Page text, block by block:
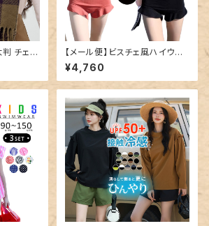
判 チェッ
／stole
【メール便】ビスチェ風ハイウエ
ストビキニ／hys2789
¥4,760